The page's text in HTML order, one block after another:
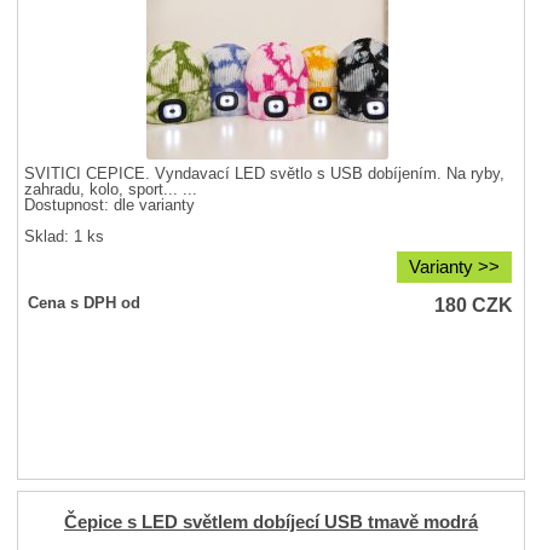
SVÍTÍCÍ ČEPICE. Vyndavací LED světlo s USB dobíjením. Na ryby,
zahradu, kolo, sport... ...
Dostupnost:dle varianty
Sklad: 1 ks
Varianty >>
Cena s DPH od 180CZK
Čepice s LED světlem dobíjecí USB tmavě modrá